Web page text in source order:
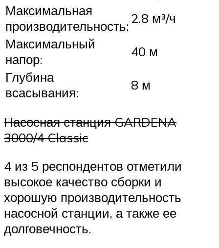
Максимальная
производительность:2.8 м³/ч
Максимальный
напор:
40 м
Глубина
всасывания:
8 м
Насосная станция GARDENA
3000/4 Classic
4 из 5 респондентов отметили
высокое качество сборки и
хорошую производительность
насосной станции, а также ее
долговечность.